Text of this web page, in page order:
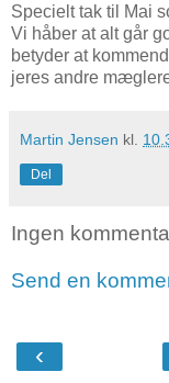
Specielt tak til Mai
Vi håber at alt går
betyder at
jeres andre
Martin Jensen kl.
Del
Ingen
Send en
‹